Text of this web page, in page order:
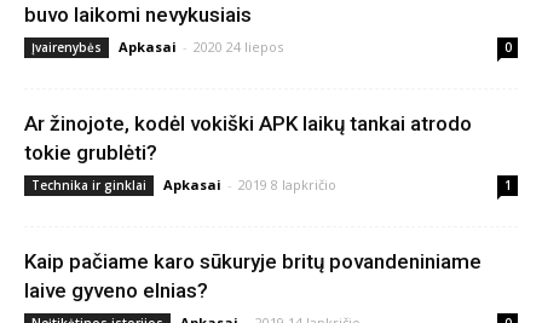
buvo laikomi nevykusiais
Įvairenybės Apkasai - 2020 24 liepos 0
Ar žinojote, kodėl vokiški APK laikų tankai atrodo
tokie grublėti?
Technika ir ginklai Apkasai - 2019 8 lapkričio 1
Kaip pačiame karo sūkuryje britų povandeniniame
laive gyveno elnias?